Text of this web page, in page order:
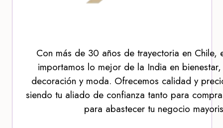
Con más de 30 años de trayectoria en Chile,
importamos lo mejor de la India en
decoración y moda. Ofrecemos calidad y
siendo tu aliado de confianza tanto para
para abastecer tu negocio